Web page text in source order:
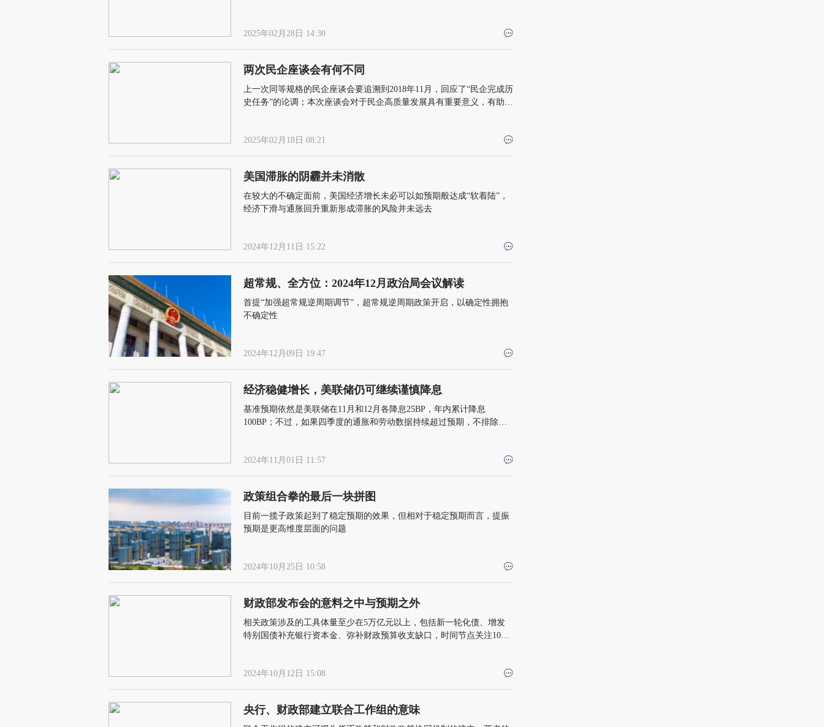
2025年02月28日 14:30
两次民企座谈会有何不同
上一次同等规格的民企座谈会要追溯到2018年11月，回应了“民企完成历
史任务”的论调；本次座谈会对于民企高质量发展具有重要意义，有助于
2025年02月18日 08:21
美国滞胀的阴霾并未消散
在较大的不确定面前，美国经济增长未必可以如预期般达成“软着陆”，
经济下滑与通胀回升重新形成滞胀的风险并未远去
2024年12月11日 15:22
超常规、全方位：2024年12月政治局会议解读
首提“加强超常规逆周期调节”，超常规逆周期政策开启，以确定性拥抱
不确定性
2024年12月09日 19:47
经济稳健增长，美联储仍可继续谨慎降息
基准预期依然是美联储在11月和12月各降息25BP，年内累计降息
100BP；不过，如果四季度的通胀和劳动数据持续超过预期，不排除美
2024年11月01日 11:57
政策组合拳的最后一块拼图
目前一揽子政策起到了稳定预期的效果，但相对于稳定预期而言，提振
预期是更高维度层面的问题
2024年10月25日 10:58
财政部发布会的意料之中与预期之外
相关政策涉及的工具体量至少在5万亿元以上，包括新一轮化债、增发
特别国债补充银行资本金、弥补财政预算收支缺口，时间节点关注10月
2024年10月12日 15:08
央行、财政部建立联合工作组的意味